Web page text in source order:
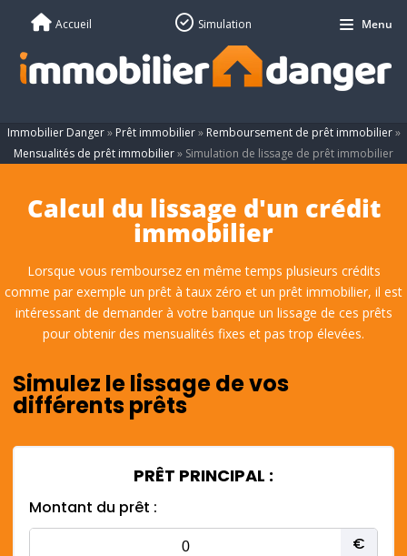
Immobilier Danger» Prêt immobilier» Remboursement de prêt immobilier»
Mensualités de prêt immobilier» Simulation de lissage de prêt immobilier
Calcul du lissage d'un crédit
immobilier
Lorsque vous remboursez en même temps plusieurs crédits
comme par exemple un prêt à taux zéro et un prêt immobilier, il est
intéressant de demander à votre banque un lissage de ces prêts
pour obtenir des mensualités fixes et pas trop élevées.
Accueil Simulation Menu